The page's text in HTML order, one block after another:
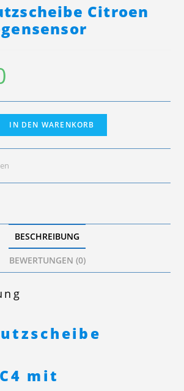
Citroen
IN DEN WARENKORB
BESCHREIBUNG
BEWERTUNGEN (0)
mit